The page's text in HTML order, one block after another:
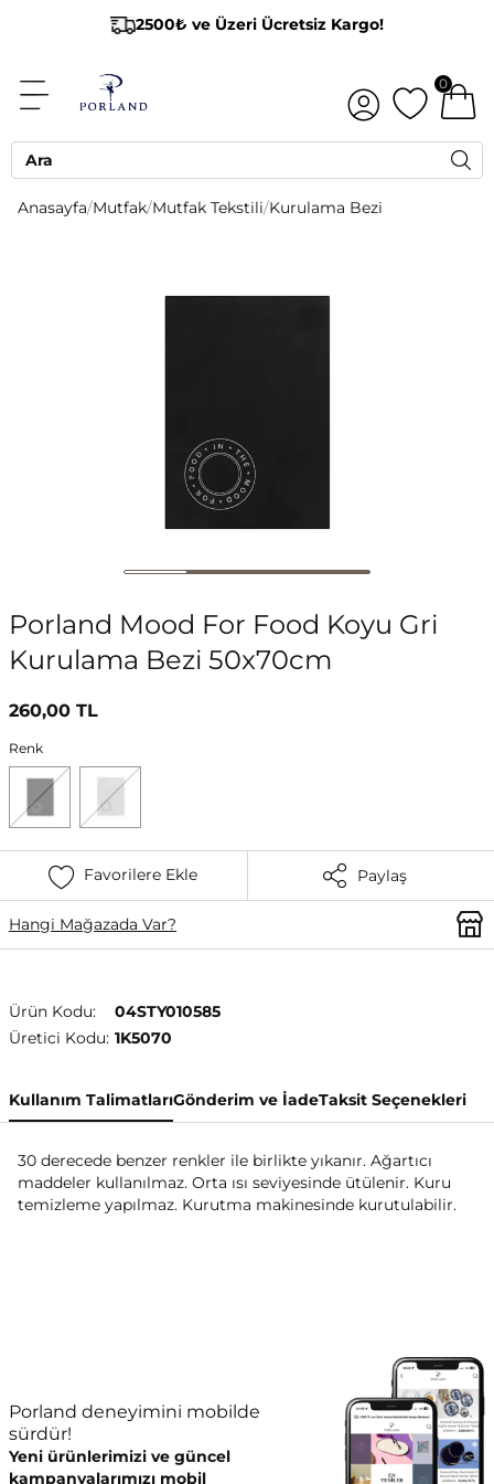
2500₺ ve Üzeri Ücretsiz Kargo!
0
Anasayfa/Mutfak/Mutfak Tekstili/Kurulama Bezi
Porland Mood For Food Koyu Gri
Kurulama Bezi 50x70cm
260,00 TL
Renk
Favorilere Ekle Paylaş
Hangi Mağazada Var?
Ürün Kodu:
04STY010585
Üretici Kodu: 1K5070
Kullanım TalimatlarıGönderim ve İadeTaksit Seçenekleri
30 derecede benzer renkler ile birlikte yıkanır. Ağartıcı
maddeler kullanılmaz. Orta ısı seviyesinde ütülenir. Kuru
temizleme yapılmaz. Kurutma makinesinde kurutulabilir.
Porland deneyimini mobilde
sürdür!
Yeni ürünlerimizi ve güncel
kampanyalarımızı mobil